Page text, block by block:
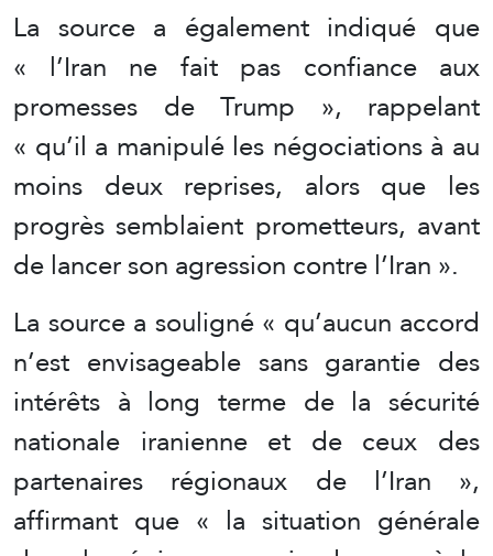
La source a également indiqué que
« l’Iran ne fait pas confiance aux
promesses de Trump », rappelant
« qu’il a manipulé les négociations à au
moins deux reprises, alors que les
progrès semblaient prometteurs, avant
de lancer son agression contre l’Iran ».
La source a souligné « qu’aucun accord
n’est envisageable sans garantie des
intérêts à long terme de la sécurité
nationale iranienne et de ceux des
partenaires régionaux de l’Iran »,
affirmant que « la situation générale